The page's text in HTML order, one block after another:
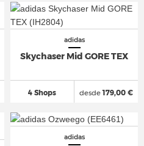
adidas
Skychaser Mid GORE TEX
4 Shops desde179,00 €
adidas